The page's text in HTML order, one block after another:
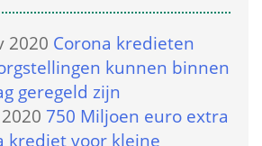
2020 Corona kredieten
kunnen binnen
geregeld zijn
750 Miljoen euro extra
krediet voor kleine